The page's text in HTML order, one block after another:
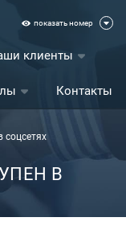
показать номер
клиенты
Контакты
соцсетях
В